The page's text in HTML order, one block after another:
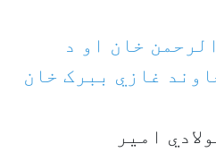
خان او د
غازي ببرک خان
امیر